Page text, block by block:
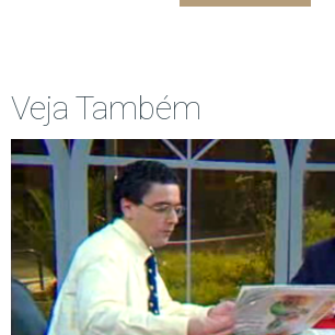
Veja Também